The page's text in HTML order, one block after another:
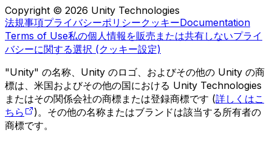
Copyright © 2026 Unity Technologies
法規事項プライバシーポリシークッキーDocumentation
Terms of Use私の個人情報を販売または共有しないプライ
バシーに関する選択 (クッキー設定)
"Unity" の名称、Unity のロゴ、およびその他の Unity の商
標は、米国およびその他の国における Unity Technologies
またはその関係会社の商標または登録商標です (詳しくはこ
ちら
)。その他の名称またはブランドは該当する所有者の
商標です。